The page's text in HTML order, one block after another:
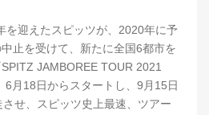
を迎えたスピッツが、2020年に予
止を受けて、新たに全国6都市を
JAMBOREE TOUR 2021
6月18日からスタートし、9月15日
せ、スピッツ史上最速、ツアー